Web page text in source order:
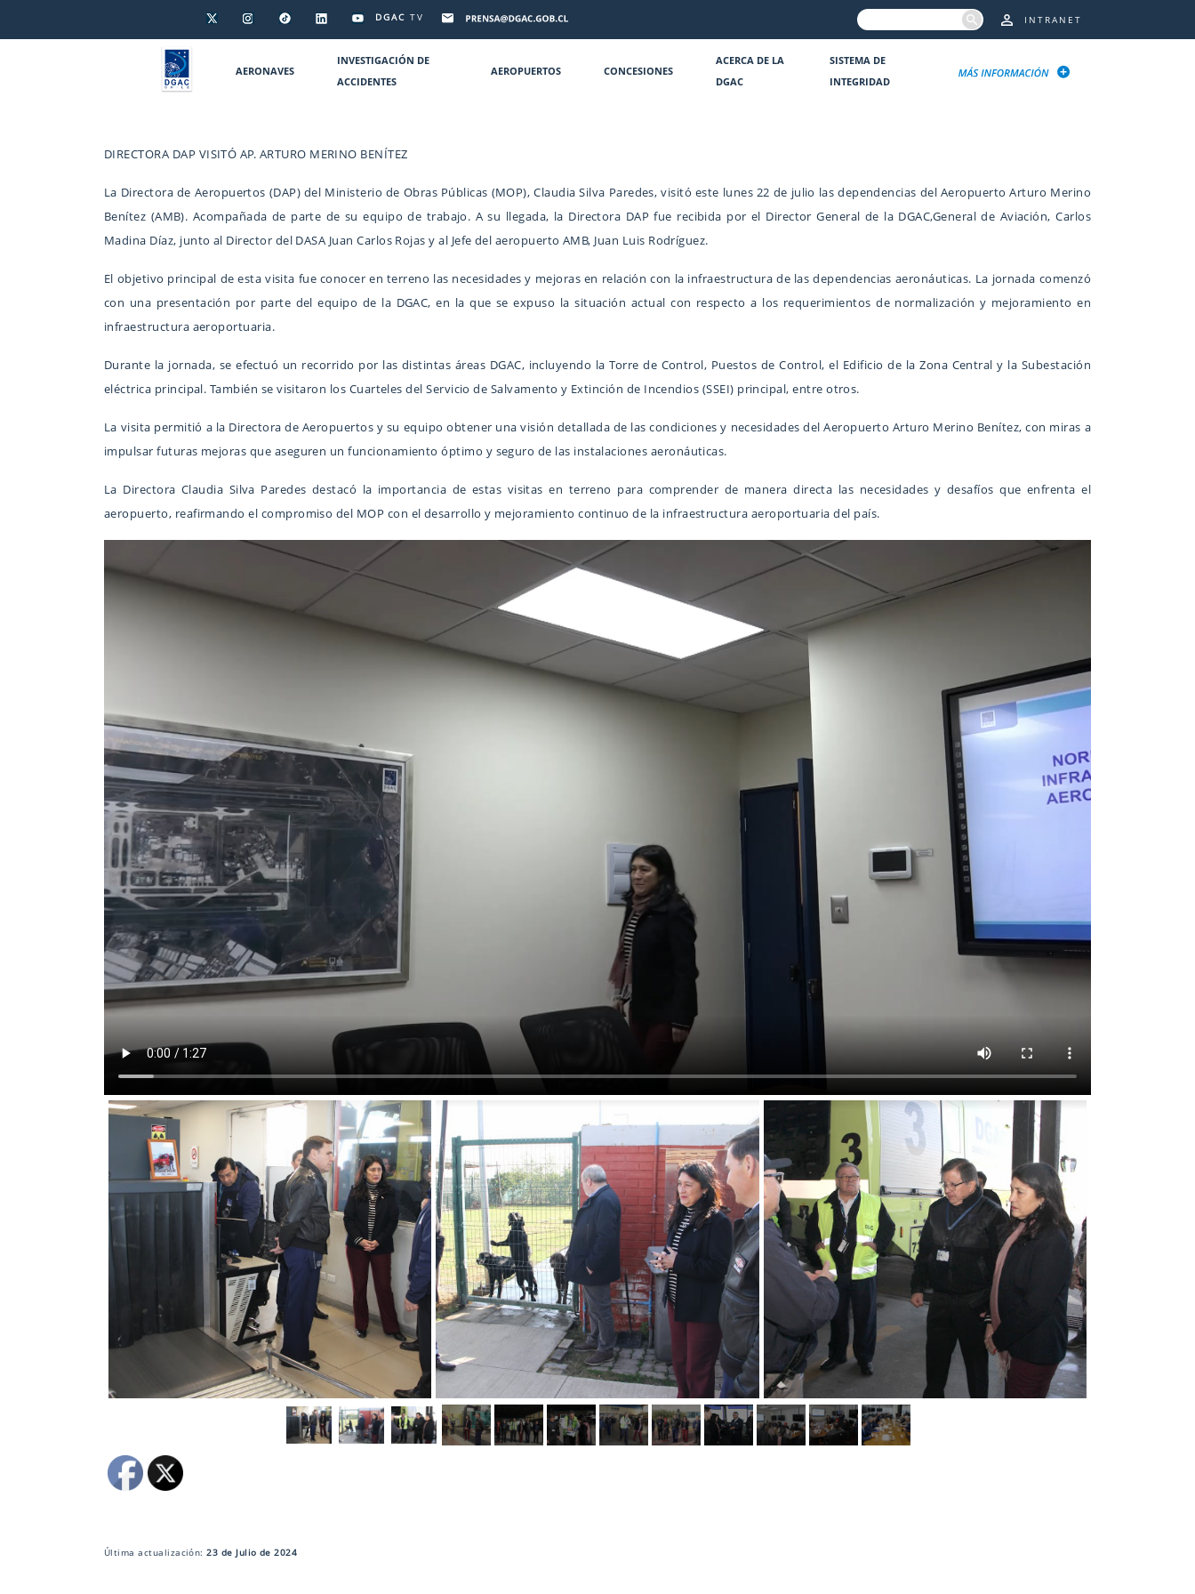
DGAC TV INTRANET
AERONAVES
INVESTIGACIÓN DE
ACCIDENTES
AEROPUERTOS CONCESIONES
ACERCA DE LA
DGAC
SISTEMA DE
INTEGRIDAD
DIRECTORA DAP VISITÓ AP. ARTURO MERINO BENÍTEZ
La Directora de Aeropuertos (DAP) del Ministerio de Obras Públicas (MOP), Claudia Silva Paredes, visitó este lunes 22 de julio las dependencias del Aeropuerto Arturo Merino
Benítez (AMB). Acompañada de parte de su equipo de trabajo. A su llegada, la Directora DAP fue recibida por el Director General de la DGAC,General de Aviación, Carlos
Madina Díaz, junto al Director del DASA Juan Carlos Rojas y al Jefe del aeropuerto AMB, Juan Luis Rodríguez.
El objetivo principal de esta visita fue conocer en terreno las necesidades y mejoras en relación con la infraestructura de las dependencias aeronáuticas. La jornada comenzó
con una presentación por parte del equipo de la DGAC, en la que se expuso la situación actual con respecto a los requerimientos de normalización y mejoramiento en
infraestructura aeroportuaria.
Durante la jornada, se efectuó un recorrido por las distintas áreas DGAC, incluyendo la Torre de Control, Puestos de Control, el Edificio de la Zona Central y la Subestación
eléctrica principal. También se visitaron los Cuarteles del Servicio de Salvamento y Extinción de Incendios (SSEI) principal, entre otros.
La visita permitió a la Directora de Aeropuertos y su equipo obtener una visión detallada de las condiciones y necesidades del Aeropuerto Arturo Merino Benítez, con miras a
impulsar futuras mejoras que aseguren un funcionamiento óptimo y seguro de las instalaciones aeronáuticas.
La Directora Claudia Silva Paredes destacó la importancia de estas visitas en terreno para comprender de manera directa las necesidades y desafíos que enfrenta el
aeropuerto, reafirmando el compromiso del MOP con el desarrollo y mejoramiento continuo de la infraestructura aeroportuaria del país.
Última actualización:23 de Julio de 2024